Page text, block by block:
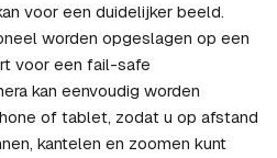
voor een duidelijker beeld.
worden opgeslagen op een
voor een fail-safe
kan eenvoudig worden
of tablet, zodat u op afstand
kantelen en zoomen kunt